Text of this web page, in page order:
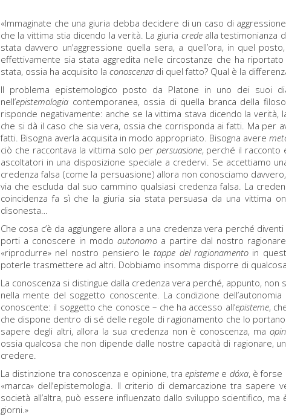
«Immaginate che una giuria debba decidere di un caso di
che la vittima stia dicendo la verità. La giuria credealla testimonianza
stata davvero un’aggressione quella sera, a quell’ora, in quel
effettivamente sia stata aggredita nelle circostanze che ha
stata, ossia ha acquisito la conoscenza di quel fatto? Qual è la
Il problema epistemologico posto da Platone in uno dei suoi
nell’epistemologia contemporanea, ossia di quella branca della
risponde negativamente: anche se la vittima stava dicendo la
che si dà il caso che sia vera, ossia che corrisponda ai fatti. Ma per
fatti. Bisogna averla acquisita in modo appropriato. Bisogna avere
ciò che raccontava la vittima solo per persuasione, perché il racconto
ascoltatori in una disposizione speciale a credervi. Se accettiamo
credenza falsa (come la persuasione) allora non conosciamo
via che escluda dal suo cammino qualsiasi credenza falsa. La
coincidenza fa sì che la giuria sia stata persuasa da una vittima
disonesta…
Che cosa c’è da aggiungere allora a una credenza vera perché
porti a conoscere in modo autonomoa partire dal nostro
«riprodurre» nel nostro pensiero letappe del ragionamento in
poterle trasmettere ad altri. Dobbiamo insomma disporre di
La conoscenza si distingue dalla credenza vera perché, appunto,
nella mente del soggetto conoscente. La condizione
conoscente: il soggetto che conosce – che ha accesso all’episteme,
che dispone dentro di sé delle regole di ragionamento che lo
sapere degli altri, allora la sua credenza non è conoscenza, ma
ossia qualcosa che non dipende dalle nostre capacità di ragionare,
credere.
La distinzione tra conoscenza e opinione, traepisteme e dóxa, è forse
«marca» dell’epistemologia. Il criterio di demarcazione tra
società all’altra, può essere influenzato dallo sviluppo scientifico,
giorni.»